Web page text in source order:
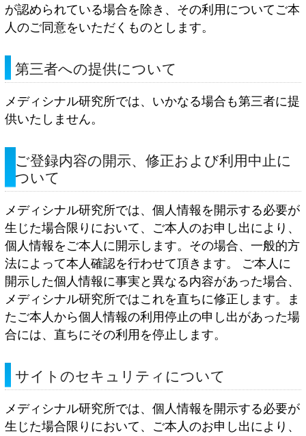
が認められている場合を除き、その利用についてご本
人のご同意をいただくものとします。
第三者への提供について
メディシナル研究所では、いかなる場合も第三者に提
供いたしません。
ご登録内容の開示、修正および利用中止に
ついて
メディシナル研究所では、個人情報を開示する必要が
生じた場合限りにおいて、ご本人のお申し出により、
個人情報をご本人に開示します。その場合、一般的方
法によって本人確認を行わせて頂きます。 ご本人に
開示した個人情報に事実と異なる内容があった場合、
メディシナル研究所ではこれを直ちに修正します。ま
たご本人から個人情報の利用停止の申し出があった場
合には、直ちにその利用を停止します。
サイトのセキュリティについて
メディシナル研究所では、個人情報を開示する必要が
生じた場合限りにおいて、ご本人のお申し出により、